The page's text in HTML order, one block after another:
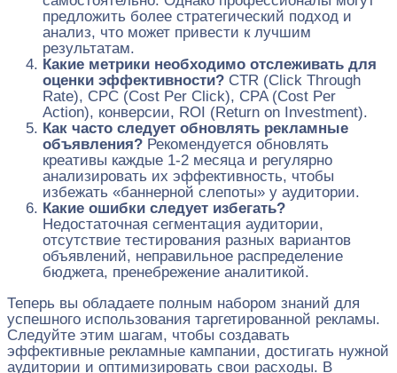
предложить более стратегический подход и
анализ, что может привести к лучшим
результатам.
Какие метрики необходимо отслеживать для
оценки эффективности? CTR (Click Through
Rate), CPC (Cost Per Click), CPA (Cost Per
Action), конверсии, ROI (Return on Investment).
Как часто следует обновлять рекламные
объявления? Рекомендуется обновлять
креативы каждые 1-2 месяца и регулярно
анализировать их эффективность, чтобы
избежать «баннерной слепоты» у аудитории.
Какие ошибки следует избегать?
Недостаточная сегментация аудитории,
отсутствие тестирования разных вариантов
объявлений, неправильное распределение
бюджета, пренебрежение аналитикой.
Теперь вы обладаете полным набором знаний для
успешного использования таргетированной рекламы.
Следуйте этим шагам, чтобы создавать
эффективные рекламные кампании, достигать нужной
аудитории и оптимизировать свои расходы. В